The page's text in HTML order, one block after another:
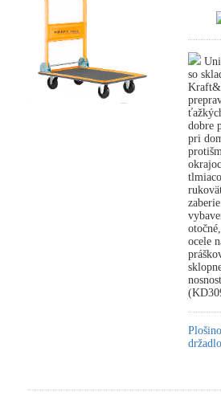
so
dobre
pri
ocele